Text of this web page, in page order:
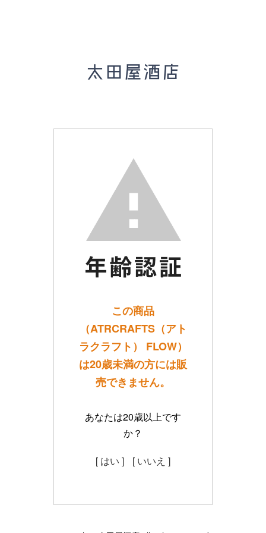
この商品
（ATRCRAFTS（アト
ラクラフト） FLOW）
は20歳未満の方には販
売できません。
あなたは20歳以上です
か？
[ はい ] [ いいえ ]